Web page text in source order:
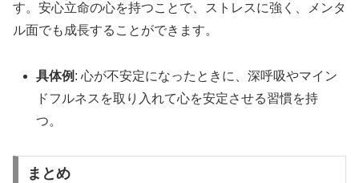
す。安心立命の心を持つことで、ストレスに強く、メンタ
ル面でも成長することができます。
具体例 : 心が不安定になったときに、深呼吸やマイン
ドフルネスを取り入れて心を安定させる習慣を持
つ。
まとめ